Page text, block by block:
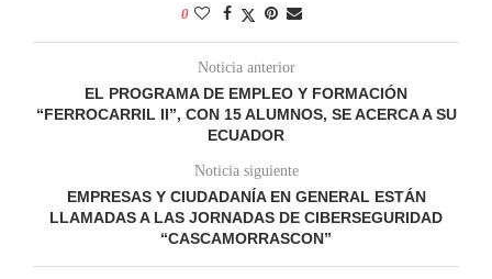
0
Noticia anterior
EL PROGRAMA DE EMPLEO Y FORMACIÓN
“FERROCARRIL II”, CON 15 ALUMNOS, SE ACERCA A SU
ECUADOR
Noticia siguiente
EMPRESAS Y CIUDADANÍA EN GENERAL ESTÁN
LLAMADAS A LAS JORNADAS DE CIBERSEGURIDAD
“CASCAMORRASCON”